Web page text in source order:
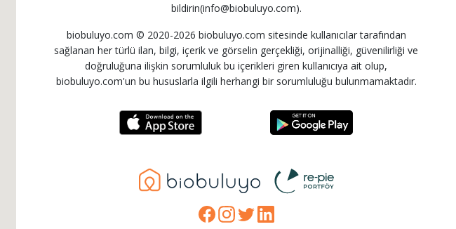
bildirin(info@biobuluyo.com).
biobuluyo.com © 2020-2026 biobuluyo.com sitesinde kullanıcılar tarafından
sağlanan her türlü ilan, bilgi, içerik ve görselin gerçekliği, orijinalliği, güvenilirliği ve
doğruluğuna ilişkin sorumluluk bu içerikleri giren kullanıcıya ait olup,
biobuluyo.com'un bu hususlarla ilgili herhangi bir sorumluluğu bulunmamaktadır.